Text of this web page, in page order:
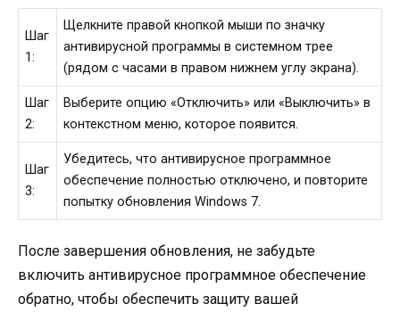
Шаг
1:
Щелкните правой кнопкой мыши по значку
антивирусной программы в системном трее
(рядом с часами в правом нижнем углу экрана).
Шаг
2:
Выберите опцию «Отключить» или «Выключить» в
контекстном меню, которое появится.
Шаг
3:
Убедитесь, что антивирусное программное
обеспечение полностью отключено, и повторите
попытку обновления Windows 7.
После завершения обновления, не забудьте
включить антивирусное программное обеспечение
обратно, чтобы обеспечить защиту вашей